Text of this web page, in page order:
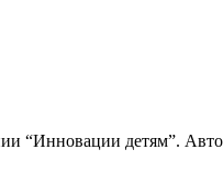
“Инновации детям”.